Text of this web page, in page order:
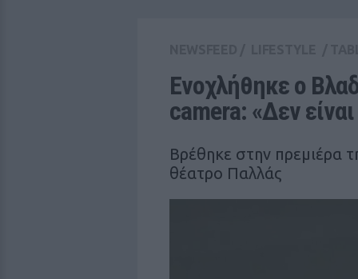
Ενοχλήθηκε ο
camera: «Δεν
Βρέθηκε στην πρεμιέρα
θέατρο Παλλάς